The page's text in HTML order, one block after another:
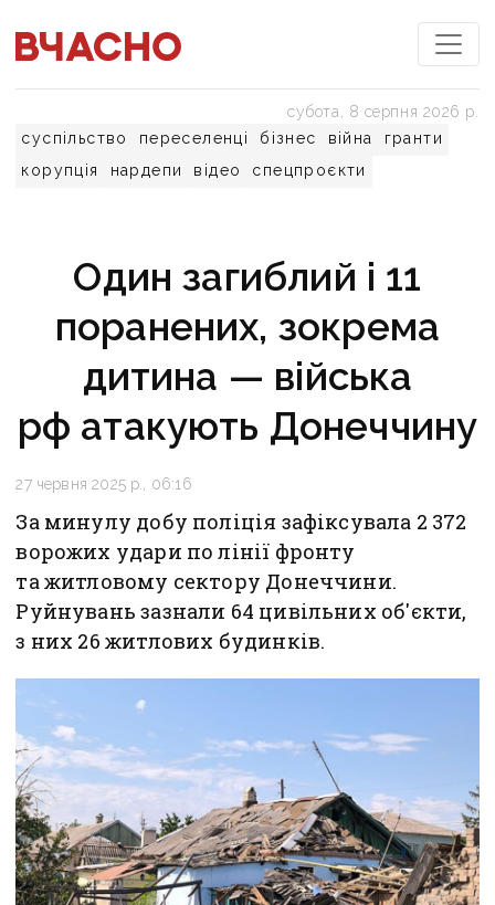
суспільство переселенці бізнес війна
гранти
корупція
нардепи відео спецпроєкти
субота, 8 серпня 2026 р.
Один загиблий і 11
поранених, зокрема
дитина — війська
рф атакують Донеччину
27 червня 2025 р., 06:16
За минулу добу поліція зафіксувала 2 372
ворожих удари по лінії фронту
та житловому сектору Донеччини.
Руйнувань зазнали 64 цивільних об'єкти,
з них 26 житлових будинків.